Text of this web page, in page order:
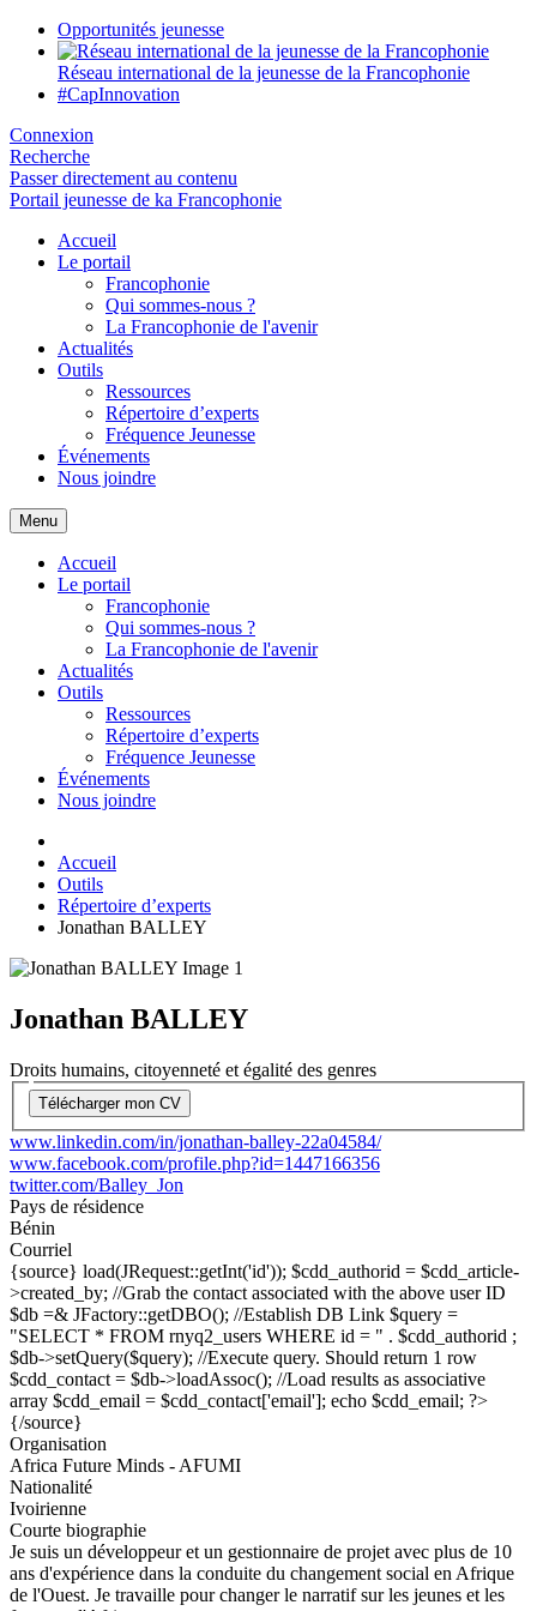
Opportunités jeunesse
Réseau international de la jeunesse de la Francophonie
#CapInnovation
Connexion
Recherche
Passer directement au contenu
Portail jeunesse de ka Francophonie
Accueil
Le portail
Francophonie
Qui sommes-nous ?
La Francophonie de l'avenir
Actualités
Outils
Ressources
Répertoire d’experts
Fréquence Jeunesse
Événements
Nous joindre
Menu
Accueil
Le portail
Francophonie
Qui sommes-nous ?
La Francophonie de l'avenir
Actualités
Outils
Ressources
Répertoire d’experts
Fréquence Jeunesse
Événements
Nous joindre
Accueil
Outils
Répertoire d’experts
Jonathan BALLEY
Jonathan BALLEY
Droits humains, citoyenneté et égalité des genres
Télécharger mon CV
www.linkedin.com/in/jonathan-balley-22a04584/
www.facebook.com/profile.php?id=1447166356
twitter.com/Balley_Jon
Pays de résidence
Bénin
Courriel
{source} load(JRequest::getInt('id')); $cdd_authorid = $cdd_article-
>created_by; //Grab the contact associated with the above user ID
$db =& JFactory::getDBO(); //Establish DB Link $query =
"SELECT * FROM rnyq2_users WHERE id = " . $cdd_authorid ;
$db->setQuery($query); //Execute query. Should return 1 row
$cdd_contact = $db->loadAssoc(); //Load results as associative
array $cdd_email = $cdd_contact['email']; echo $cdd_email; ?>
{/source}
Organisation
Africa Future Minds - AFUMI
Nationalité
Ivoirienne
Courte biographie
Je suis un développeur et un gestionnaire de projet avec plus de 10
ans d'expérience dans la conduite du changement social en Afrique
de l'Ouest. Je travaille pour changer le narratif sur les jeunes et les